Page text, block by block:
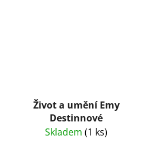
Život a umění Emy
Destinnové
Skladem (1 ks)